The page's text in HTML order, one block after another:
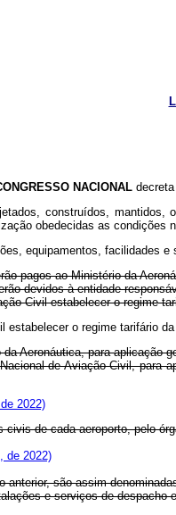
NACIONAL
construídos, mantidos,
obedecidas as condições
equipamentos, facilidades
pagos ao Ministério da
devidos à entidade
Civil estabelecer o regime
estabelecer o regime tarifário
Aeronáutica, para aplicação
de Aviação Civil,
2022)
civis de cada aeroporto, pelo
de 2022)
anterior, são assim
e serviços de